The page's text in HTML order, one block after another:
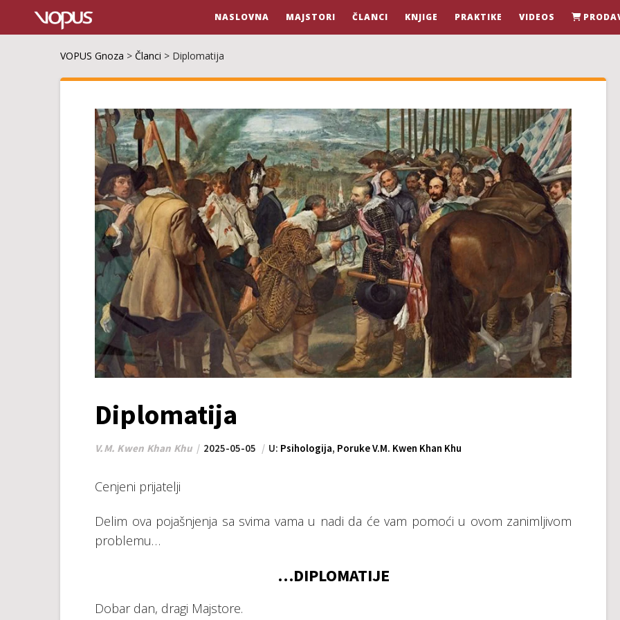
NASLOVNA MAJSTORI ČLANCI KNJIGE PRAKTIKE VIDEOS
VOPUS Gnoza > Članci > Diplomatija
Diplomatija
V.M. Kwen Khan Khu 2025-05-05 U: Psihologija, Poruke V.M. Kwen Khan Khu
Cenjeni prijatelji
Delim ova pojašnjenja sa svima vama u nadi da će vam pomoći u ovom zanimljivom
problemu…
…DIPLOMATIJE
Dobar dan, dragi Majstore.